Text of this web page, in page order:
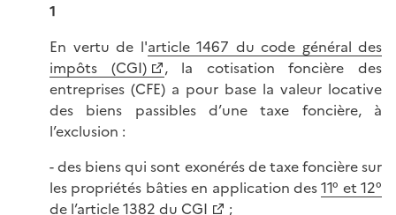
1
En vertu de l'article 1467 du code général des
impôts (CGI)
, la cotisation foncière des
entreprises (CFE) a pour base la valeur locative
des biens passibles d’une taxe foncière, à
l’exclusion :
- des biens qui sont exonérés de taxe foncière sur
les propriétés bâties en application des11° et 12°
de l’article 1382 du CGI
;